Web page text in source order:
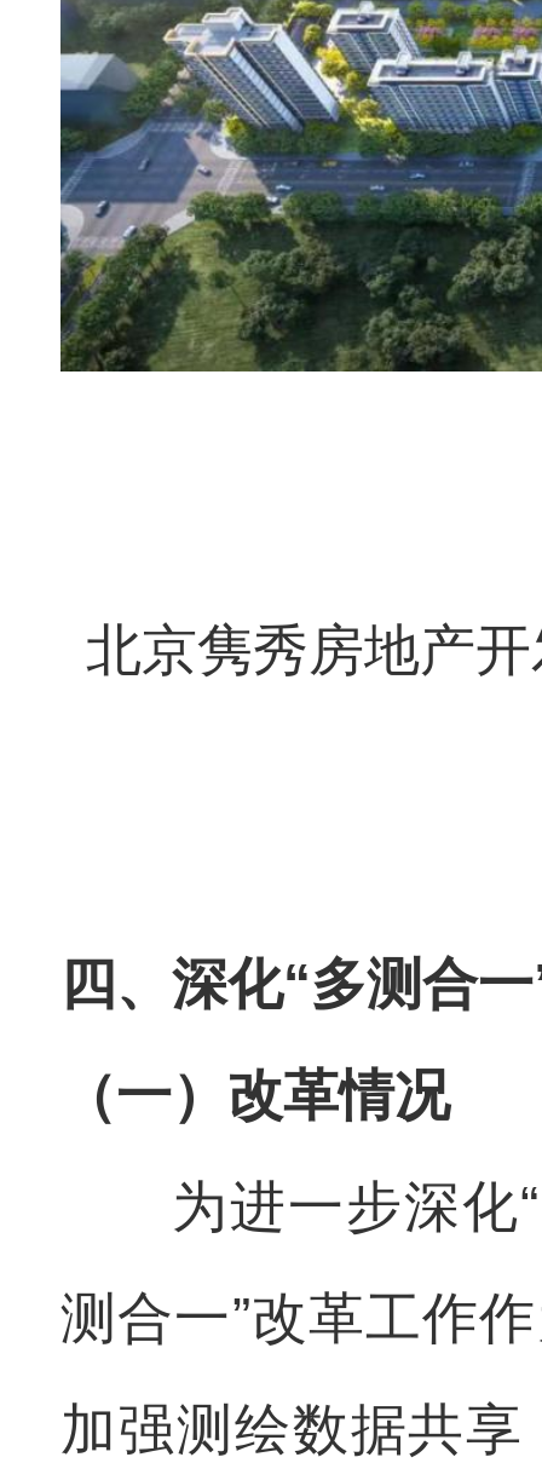
北京隽秀房地产
四、深化“多测合
（一）改革情况
为进一步深化
测合一”改革工作
加强测绘数据共